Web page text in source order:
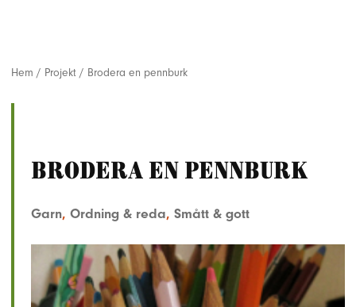
Hem / Projekt / Brodera en pennburk
Brodera en pennburk
Garn, Ordning & reda, Smått & gott